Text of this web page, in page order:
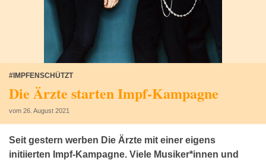
#IMPFENSCHÜTZT
Die Ärzte starten Impf-Kampagne
vom 26. August 2021
Seit gestern werben Die Ärzte mit einer eigens
initiierten Impf-Kampagne. Viele Musiker*innen und